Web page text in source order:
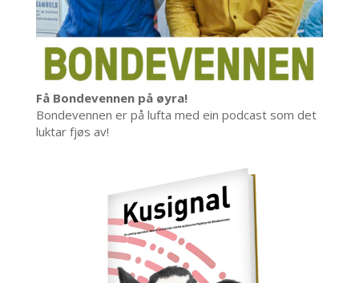
Få Bondevennen på øyra!
Bondevennen er på lufta med ein podcast som det
luktar fjøs av!